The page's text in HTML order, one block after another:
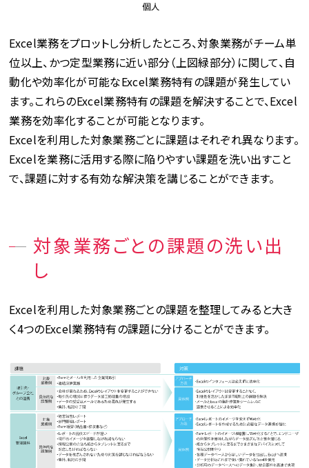
Excel業務をプロットし分析したところ、対象業務がチーム単
位以上、かつ定型業務に近い部分（上図緑部分）に関して、自
動化や効率化が可能なExcel業務特有の課題が発生してい
ます。これらのExcel業務特有の課題を解決することで、Excel
業務を効率化することが可能となります。
Excelを利用した対象業務ごとに課題はそれぞれ異なります。
Excelを業務に活用する際に陥りやすい課題を洗い出すこと
で、課題に対する有効な解決策を講じることができます。
対象業務ごとの課題の洗い出
し
Excelを利用した対象業務ごとの課題を整理してみると大き
く4つのExcel業務特有の課題に分けることができます。